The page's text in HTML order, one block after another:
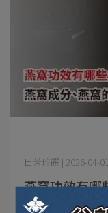
燕窩功效有哪
禁忌一次看！
日芳珍饌 | 2026-04-01